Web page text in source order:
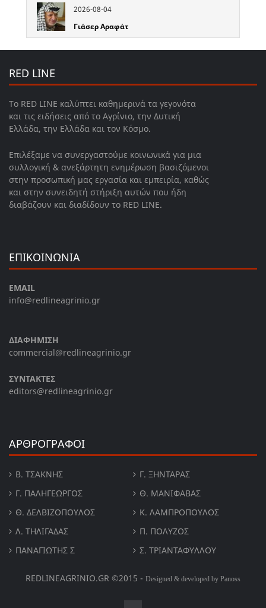
2026-08-04
Γιάσερ Αραφάτ
RED LINE
Το RED LINE καλύπτει καθημερινά τα γεγονότα
και τις ειδήσεις από το Αγρίνιο, την Δυτική
Ελλάδα, την Ελλάδα και τον Κόσμο.
Επιλέξαμε να συνεργαστούμε κοινωνικά για μια
συλλογική & ανεξάρτητη ενημέρωση βασιζόμενοι
στην προσωπική μας εργασία και εμπειρία, καθώς
και στην συνειδητή στήριξη αυτών που ήδη
διαβάζουν και διαδίδουν το RED LINE.
ΕΠΙΚΟΙΝΩΝΙΑ
EMAIL
info@redlineagrinio.gr
ΔΙΑΦΗΜΙΣΗ
commercial@redlineagrinio.gr
ΣΥΝΤΑΚΤΕΣ
editors@redlineagrinio.gr
ΑΡΘΡΟΓΡΑΦΟΙ
Β. ΤΣΆΚΝΗΣ
Γ. ΞΗΝΤΆΡΑΣ
Γ. ΠΑΛΗΓΕΏΡΓΟΣ
Θ. ΜΑΝΙΦΑΒΑΣ
Θ. ΔΕΛΒΙΖΌΠΟΥΛΟΣ
Κ. ΛΑΜΠΡΟΠΟΥΛΟΣ
Λ. ΤΗΛΙΓΑΔΑΣ
Π. ΠΟΛΎΖΟΣ
ΠΑΝΑΓΙΏΤΗΣ Σ
Σ. ΤΡΙΑΝΤΑΦΥΛΛΟΥ
REDLINEAGRINIO.GR ©2015 - Designed & developed by Panoss